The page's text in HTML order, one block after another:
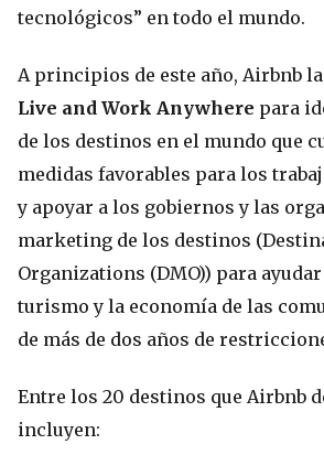
tecnológicos” en todo el mundo.
A principios de este año, Airbnb
Live and Work Anywhere para
de los destinos en el mundo que
medidas favorables para los
y apoyar a los gobiernos y las
marketing de los destinos
Organizations (DMO)) para
turismo y la economía de las
de más de dos años de
Entre los 20 destinos que Airbnb
incluyen: